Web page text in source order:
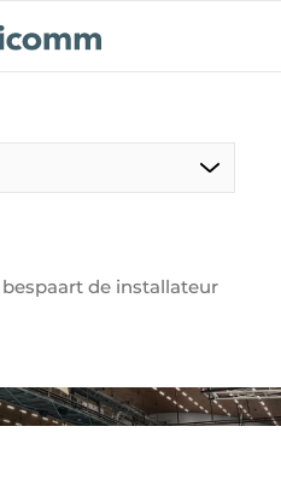
de installateur